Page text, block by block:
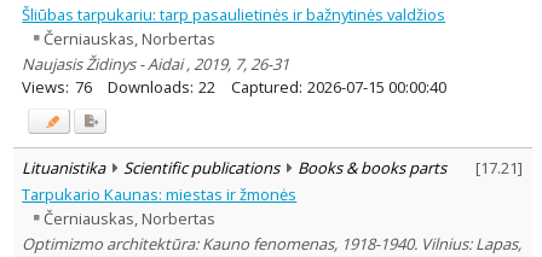
Šliūbas tarpukariu: tarp pasaulietinės ir bažnytinės valdžios
Černiauskas, Norbertas
Naujasis Židinys - Aidai , 2019, 7, 26-31
Views: 76 Downloads: 22 Captured: 2026-07-15 00:00:40
Lituanistika Scientific publications Books & books parts [17.21]
Tarpukario Kaunas: miestas ir žmonės
Černiauskas, Norbertas
Optimizmo architektūra: Kauno fenomenas, 1918-1940. Vilnius: Lapas,